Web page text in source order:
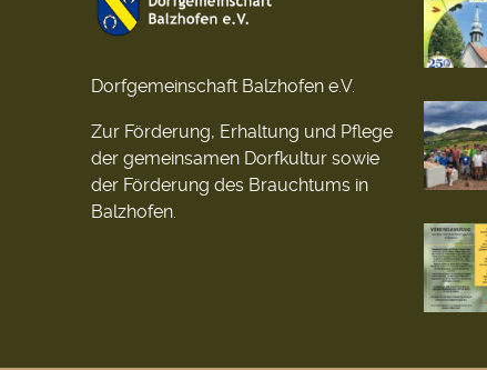
Dorfgemeinschaft Balzhofen e.V.
Zur Förderung, Erhaltung und Pflege
der gemeinsamen Dorfkultur sowie
der Förderung des Brauchtums in
Balzhofen.